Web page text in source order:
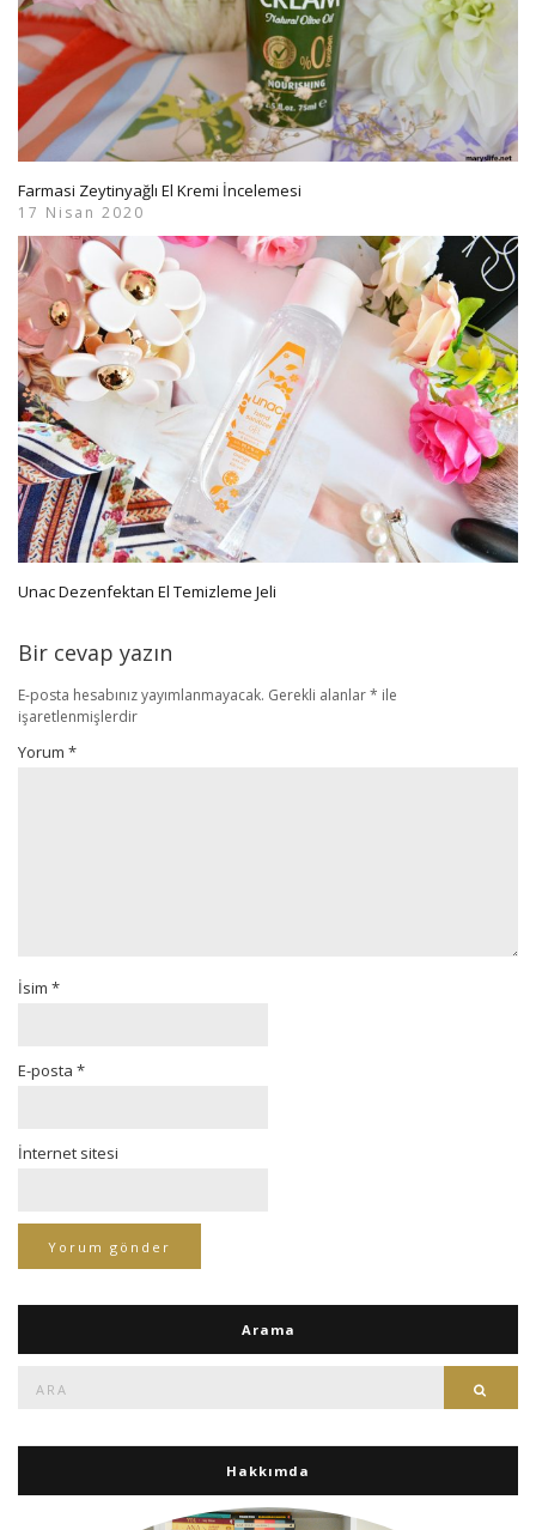
Farmasi Zeytinyağlı El Kremi İncelemesi
17 Nisan 2020
Unac Dezenfektan El Temizleme Jeli
Bir cevap yazın
E-posta hesabınız yayımlanmayacak. Gerekli alanlar* ile
işaretlenmişlerdir
Yorum *
İsim *
E-posta *
İnternet sitesi
Arama
Hakkımda